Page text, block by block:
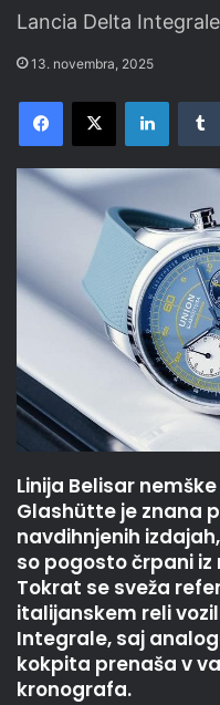
Lancia Delta
13. novembra, 2025
Facebook
X
Linija Belisar
Glashütte je znana
navdihnjenih
so pogosto črpani
Tokrat se sveža
italijanskem reli
Integrale, saj
kokpita prenaša v
kronografa.